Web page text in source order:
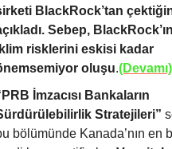
BlackRock’tan
Sebep,
risklerini eskisi kadar
oluşu.(Devamı)
İmzacısı Bankaların
Stratejileri”
bölümünde Kanada’nın en